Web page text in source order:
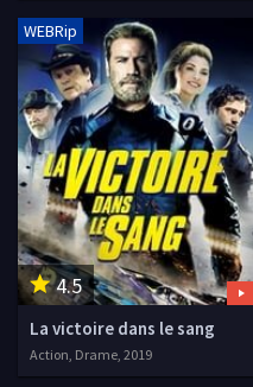
4.5
WEBRip
La victoire dans le sang
Action, Drame, 2019